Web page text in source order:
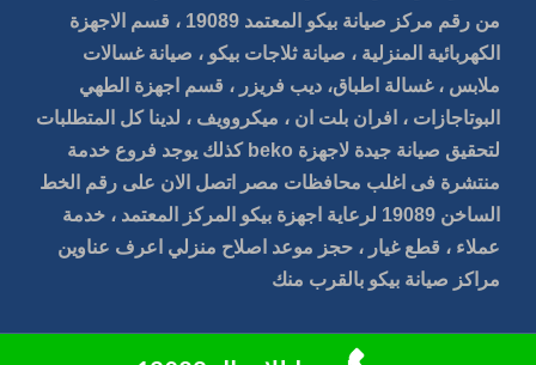
من رقم مركز صيانة بيكو المعتمد 19089 ، قسم الاجهزة
الكهربائية المنزلية ، صيانة ثلاجات بيكو ، صيانة غسالات
ملابس ، غسالة اطباق، ديب فريزر ، قسم اجهزة الطهي
البوتاجازات ، افران بلت ان ، ميكروويف ، لدينا كل المتطلبات
لتحقيق صيانة جيدة لاجهزة beko كذلك يوجد فروع خدمة
منتشرة فى اغلب محافظات مصر اتصل الان على رقم الخط
الساخن 19089 لرعاية اجهزة بيكو المركز المعتمد ، خدمة
عملاء ، قطع غيار ، حجز موعد اصلاح منزلي اعرف عناوين
مراكز صيانة بيكو بالقرب منك